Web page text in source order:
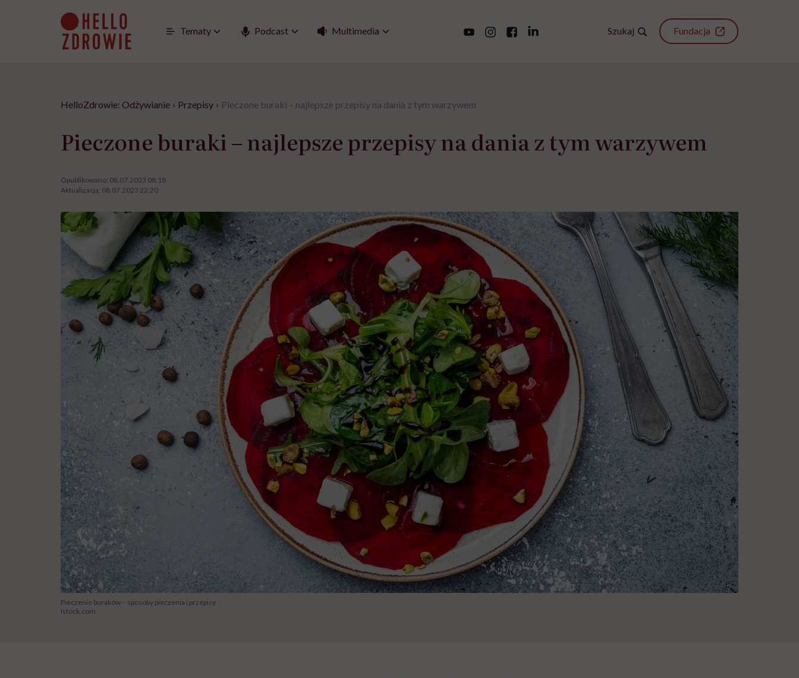
Tematy Podcast Multimedia Szukaj Fundacja
HelloZdrowie: Odżywianie › Przepisy › Pieczone buraki – najlepsze przepisy na dania z tym warzywem
Pieczone buraki – najlepsze przepisy na dania z tym warzywem
Opublikowano: 08.07.2023 08:18
Aktualizacja: 08.07.2023 22:20
Pieczenie buraków – sposoby pieczenia i przepisy
Istock.com